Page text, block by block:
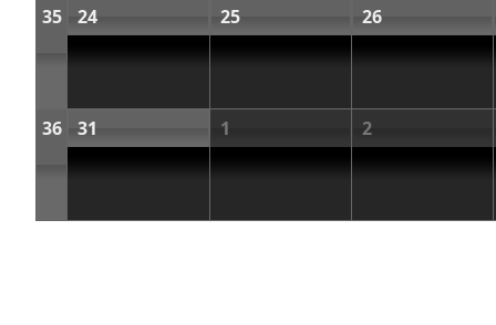
35 24 25 26
36 31 1 2